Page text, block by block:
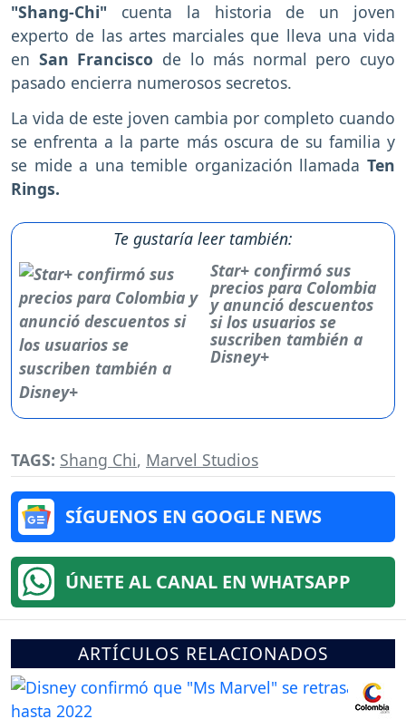
"Shang-Chi" cuenta la historia de un joven
experto de las artes marciales que lleva una vida
en San Francisco de lo más normal pero cuyo
pasado encierra numerosos secretos.
La vida de este joven cambia por completo cuando
se enfrenta a la parte más oscura de su familia y
se mide a una temible organización llamada Ten
Rings.
Te gustaría leer también:
Star+ confirmó sus
precios para Colombia
y anunció descuentos
si los usuarios se
suscriben también a
Disney+
TAGS: Shang Chi, Marvel Studios
SÍGUENOS EN GOOGLE NEWS
ÚNETE AL CANAL EN WHATSAPP
ARTÍCULOS RELACIONADOS